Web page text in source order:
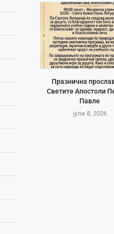
Празнична
Светите Апостоли
Павле
јули 8, 2026